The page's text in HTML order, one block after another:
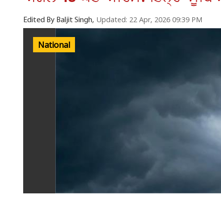
Edited By Baljit Singh, Updated: 22 Apr, 2026 09:39 PM
National